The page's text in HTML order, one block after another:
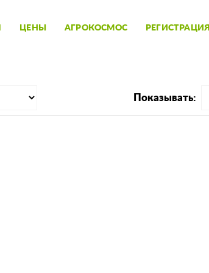
ЦЕНЫ АГРОКОСМОС РЕГИСТРАЦИЯ
Показывать: